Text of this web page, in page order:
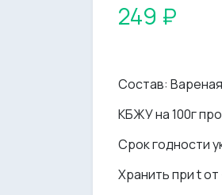
249 ₽
Состав:
КБЖУ на 100г
Срок годности
Хранить при t от